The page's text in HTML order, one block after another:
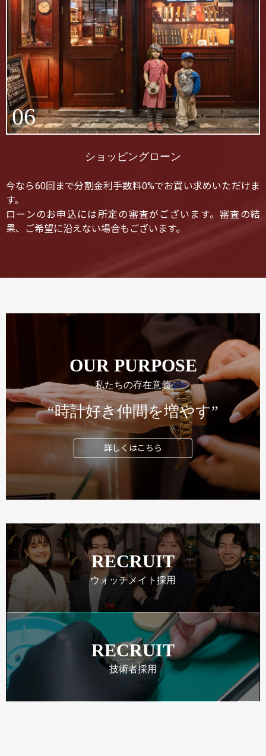
06
ショッピングローン
今なら60回まで分割金利手数料0%でお買い求めいただけま
す。
ローンのお申込には所定の審査がございます。審査の結
果、ご希望に沿えない場合もございます。
OUR PURPOSE
私たちの存在意義
“時計好き仲間を増やす”
詳しくはこちら
RECRUIT
ウォッチメイト採用
RECRUIT
技術者採用